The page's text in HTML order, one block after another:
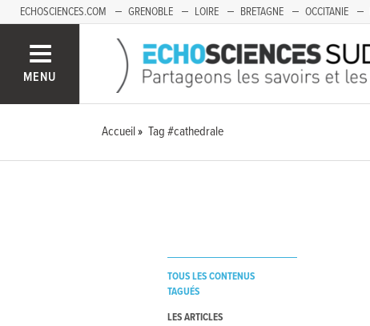
ECHOSCIENCES.COM GRENOBLE LOIRE BRETAGNE OCCITANIE
MENU
Accueil Tag #cathedrale
TOUS LES CONTENUS
TAGUÉS
LES ARTICLES